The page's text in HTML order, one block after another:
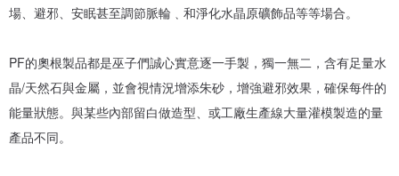
場、避邪、安眠甚至調節脈輪﹑和淨化水晶原礦飾品等等場合。
PF的奧根製品都是巫子們誠心實意逐一手製，獨一無二，含有足量水
晶/天然石與金屬，並會視情況增添朱砂，增強避邪效果，確保每件的
能量狀態。與某些內部留白做造型、或工廠生產線大量灌模製造的量
產品不同。